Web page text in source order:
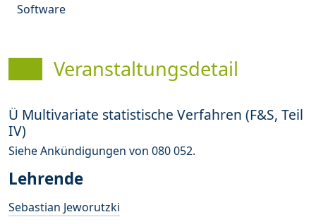
Software
Veranstaltungsdetail
Ü Multivariate statistische Verfahren (F&S, Teil
IV)
Siehe Ankündigungen von 080 052.
Lehrende
Sebastian Jeworutzki